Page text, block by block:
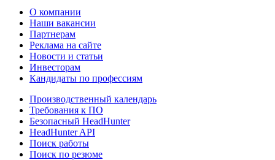
О компании
Наши вакансии
Партнерам
Реклама на сайте
Новости и статьи
Инвесторам
Кандидаты по профессиям
Производственный календарь
Требования к ПО
Безопасный HeadHunter
HeadHunter API
Поиск работы
Поиск по резюме